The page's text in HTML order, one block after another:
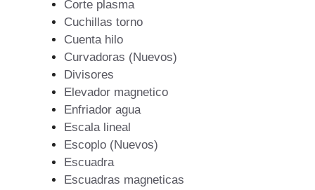
Corte plasma
Cuchillas torno
Cuenta hilo
Curvadoras (Nuevos)
Divisores
Elevador magnetico
Enfriador agua
Escala lineal
Escoplo (Nuevos)
Escuadra
Escuadras magneticas